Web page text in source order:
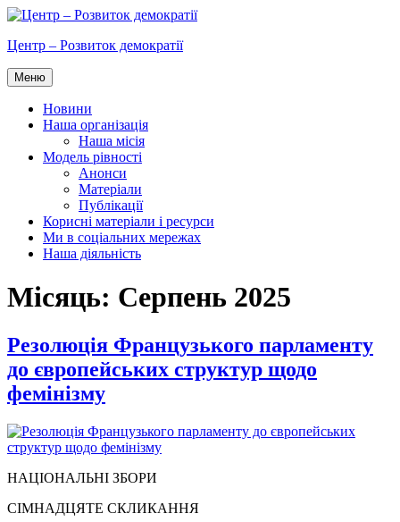
Перейти
вмісту
Центр – Розвиток демократії
Меню
Новини
Наша організація
Наша місія
Модель рівності
Анонси
Матеріали
Публікації
Корисні матеріали і ресурси
Ми в соціальних мережах
Наша діяльність
Місяць: Серпень 2025
Резолюція Французького парламенту
до європейських структур щодо
фемінізму
НАЦІОНАЛЬНІ ЗБОРИ
СІМНАДЦЯТЕ СКЛИКАННЯ